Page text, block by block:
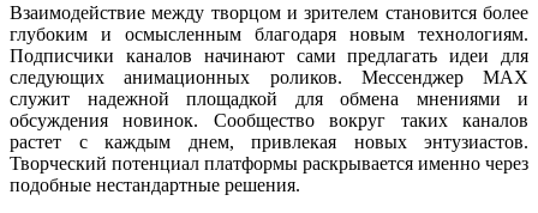
Взаимодействие между творцом и зрителем становится более
глубоким и осмысленным благодаря новым технологиям.
Подписчики каналов начинают сами предлагать идеи для
следующих анимационных роликов. Мессенджер MAX
служит надежной площадкой для обмена мнениями и
обсуждения новинок. Сообщество вокруг таких каналов
растет с каждым днем, привлекая новых энтузиастов.
Творческий потенциал платформы раскрывается именно через
подобные нестандартные решения.